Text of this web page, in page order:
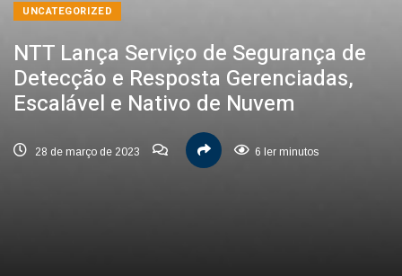
UNCATEGORIZED
NTT Lança Serviço de Segurança de
Detecção e Resposta Gerenciadas,
Escalável e Nativo de Nuvem
28 de março de 2023 6 ler minutos